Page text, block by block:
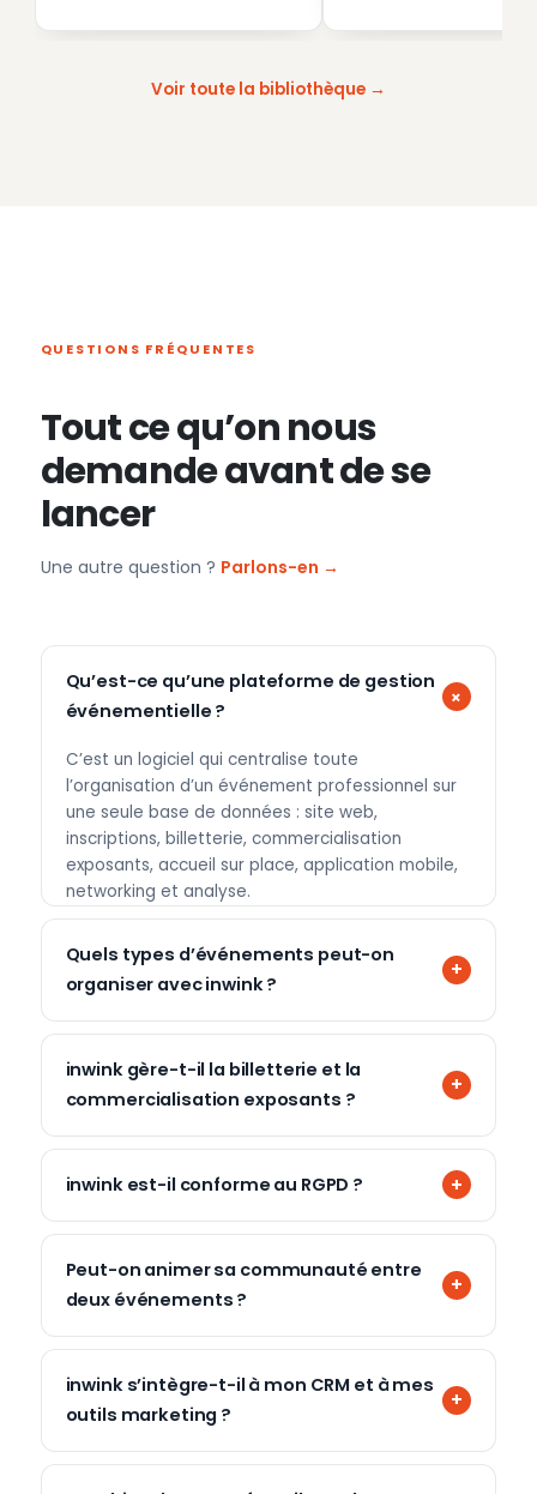
Voir toute la bibliothèque
QUESTIONS FRÉQUENTES
Tout ce qu’on nous
demande avant de se
lancer
Une autre question ? Parlons-en →
Qu’est-ce qu’une plateforme de gestion
événementielle ?
C’est un logiciel qui centralise toute
l’organisation d’un événement professionnel sur
une seule base de données : site web,
inscriptions, billetterie, commercialisation
exposants, accueil sur place, application mobile,
networking et analyse.
Quels types d’événements peut-on
organiser avec inwink ?
inwink gère-t-il la billetterie et la
commercialisation exposants ?
inwink est-il conforme au RGPD ?
Peut-on animer sa communauté entre
deux événements ?
inwink s’intègre-t-il à mon CRM et à mes
outils marketing ?